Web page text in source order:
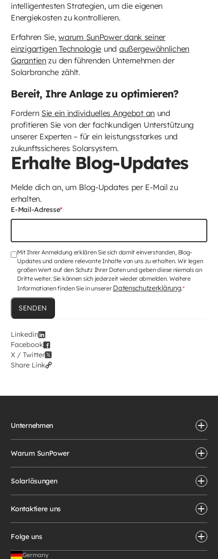
intelligentesten Strategien, um die eigenen
Energiekosten zu kontrollieren.
Erfahren Sie,warum SunPower dank seiner
einzigartigen Technologie und außergewöhnlichen
Garantienzu den führenden Unternehmen der
Solarbranche zählt.
Bereit, Ihre Anlage zu optimieren?
Fordern Sie ein individuelles Angebot anund
profitieren Sie von der fachkundigen Unterstützung
unserer Experten – für ein leistungsstarkes und
zukunftssicheres Solarsystem.
Erhalte Blog-Updates
Melde dich an, um Blog-Updates per E-Mail zu
erhalten.
E-Mail-Adresse*
Mit Ihrer Anmeldung erklären Sie sich damit einverstanden, Blog-
Updates und andere relevante Inhalte von uns zu erhalten. Wir legen
großen Wert auf den Schutz Ihrer Daten und geben diese niemals an
Dritte weiter. Sie können sich jederzeit wieder abmelden. Weitere
Informationen finden Sie in unserer Datenschutzerklärung.*
Linkedin
Facebook
X / Twitter
Share Link
Unternehmen
Warum SunPower
Solarlösungen
Kontaktiere uns
Folge uns
Germany